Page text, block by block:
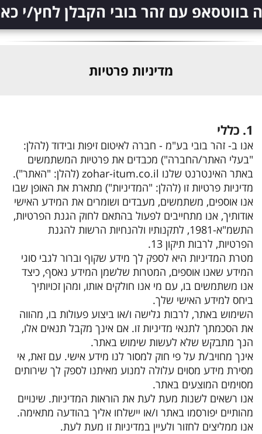
בווטסאפ עם זהר בובי הקבלן לחץ/י
מדיניות פרטיות
1. כללי
אנו ב- זהר בובי בע"מ - חברה לאיטום זיפות ובידוד (להלן:
"בעלי האתר/החברה") מכבדים את פרטיות המשתמשים
באתר האינטרנט שלנו zohar-itum.co.il (להלן: "האתר").
מדיניות פרטיות זו (להלן: "המדיניות") מתארת את האופן שבו
אנו אוספים, משתמשים, מעבדים ושומרים את המידע האישי
אודותיך, אנו מתחייבים לפעול בהתאם לחוק הגנת הפרטיות,
התשמ"א-1981, לתקנותיו ולהנחיות הרשות להגנת
הפרטיות, לרבות תיקון 13.
מטרת המדיניות היא לספק לך מידע שקוף וברור לגבי סוגי
המידע שאנו אוספים, המטרות שלשמן המידע נאסף, כיצד
אנו משתמשים בו, עם מי אנו חולקים אותו, ומהן זכויותיך
ביחס למידע האישי שלך.
השימוש באתר, לרבות גלישה ו/או ביצוע פעולות בו, מהווה
את הסכמתך לתנאי מדיניות זו. אם אינך מקבל תנאים אלו,
הנך מתבקש שלא לעשות שימוש באתר.
אינך מחויב/ת על פי חוק למסור לנו מידע אישי. עם זאת, אי
מסירת מידע מסוים עלולה למנוע מאיתנו לספק לך שירותים
מסוימים המוצעים באתר.
אנו רשאים לשנות מעת לעת את הוראות המדיניות. שינויים
מהותיים יפורסמו באתר ו/או יישלחו אליך בהודעה מתאימה.
אנו ממליצים לחזור ולעיין במדיניות זו מעת לעת.